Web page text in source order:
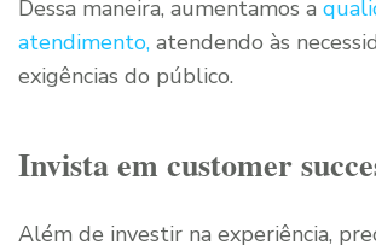
Dessa maneira, aumentamos a
atendimento, atendendo às
exigências do público.
Invista em customer
Além de investir na experiência,